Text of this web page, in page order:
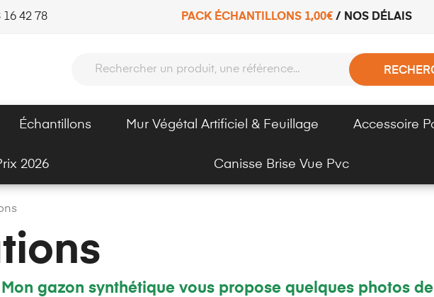
16 42 78 PACK ÉCHANTILLONS 1,00€ / NOS DÉLAIS
Échantillons Mur Végétal Artificiel & Feuillage Accessoire
2026 Canisse Brise Vue Pvc
Mon gazon synthétique vous propose quelques photos